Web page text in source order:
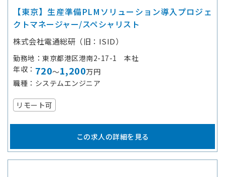
【東京】生産準備PLMソリューション導入プロジェ
クトマネージャー/スペシャリスト
株式会社電通総研（旧：ISID）
勤務地
東京都港区港南2-17-1 本社
年収
720～1,200万円
職種
システムエンジニア
リモート可
この求人の詳細を見る